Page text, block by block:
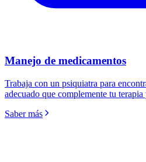
Manejo de medicamentos
Trabaja con un psiquiatra para
adecuado que complemente tu
Saber más